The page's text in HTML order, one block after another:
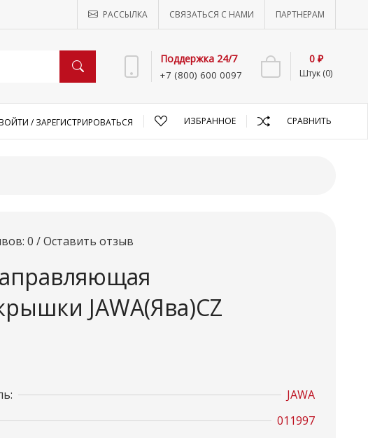
РАССЫЛКА СВЯЗАТЬСЯ С НАМИ ПАРТНЕРАМ
Поддержка 24/7
+7 (800) 600 0097 Штук (0)
0 ₽
/ЗАРЕГИСТРИРОВАТЬСЯ ИЗБРАННОЕ СРАВНИТЬ
0 /Оставить отзыв
JAWA(Ява)CZ
JAWA
011997